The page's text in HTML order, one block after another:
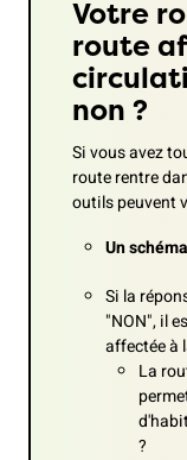
Votre
route
non ?
Si vous avez
route rentre
outils peuvent
Un
Si la
"NON", il
affectée à
La
?